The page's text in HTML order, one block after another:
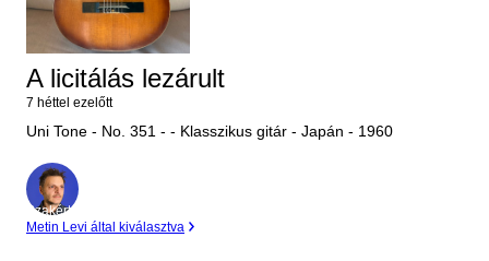
A licitálás lezárult
7 héttel ezelőtt
Uni Tone - No. 351 - - Klasszikus gitár - Japán - 1960
Szakértő
Metin Levi által kiválasztva